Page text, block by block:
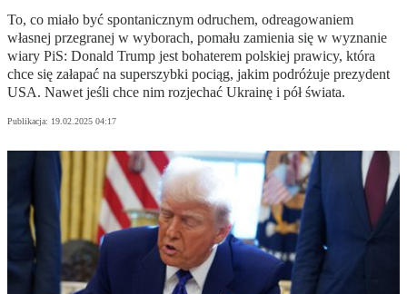
To, co miało być spontanicznym odruchem, odreagowaniem
własnej przegranej w wyborach, pomału zamienia się w wyznanie
wiary PiS: Donald Trump jest bohaterem polskiej prawicy, która
chce się załapać na superszybki pociąg, jakim podróżuje prezydent
USA. Nawet jeśli chce nim rozjechać Ukrainę i pół świata.
Publikacja: 19.02.2025 04:17